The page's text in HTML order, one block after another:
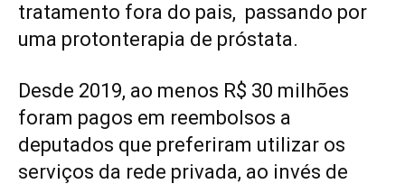
tratamento fora do pais, passando por
uma protonterapia de próstata.
Desde 2019, ao menos R$ 30 milhões
foram pagos em reembolsos a
deputados que preferiram utilizar os
serviços da rede privada, ao invés de